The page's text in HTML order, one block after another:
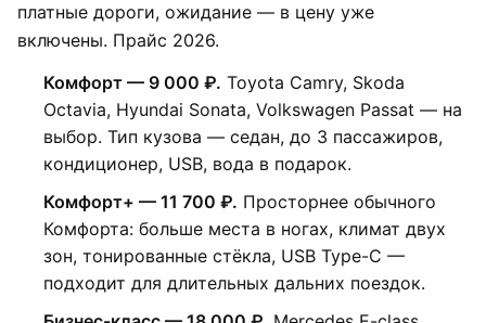
платные дороги, ожидание — в цену уже
включены. Прайс 2026.
Комфорт — 9 000 ₽. Toyota Camry, Skoda
Octavia, Hyundai Sonata, Volkswagen Passat — на
выбор. Тип кузова — седан, до 3 пассажиров,
кондиционер, USB, вода в подарок.
Комфорт+ — 11 700 ₽. Просторнее обычного
Комфорта: больше места в ногах, климат двух
зон, тонированные стёкла, USB Type-C —
подходит для длительных дальних поездок.